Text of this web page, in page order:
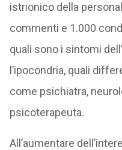
istrionico della
commenti e 1.000
quali sono i sintomi
l’ipocondria, quali
come psichiatra,
psicoterapeuta.
All’aumentare